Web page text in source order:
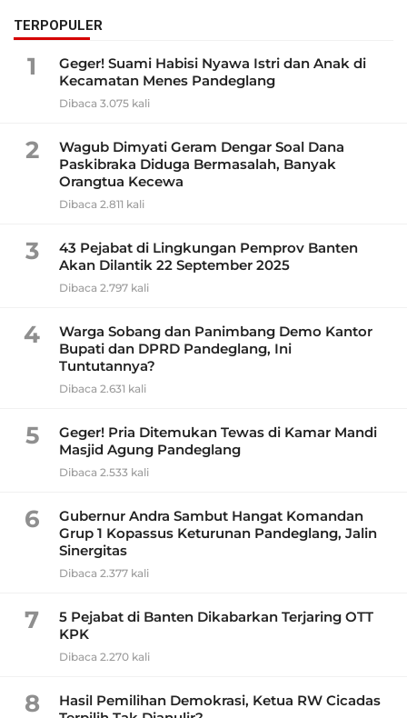
TERPOPULER
1
Geger! Suami Habisi Nyawa Istri dan Anak di
Kecamatan Menes Pandeglang
Dibaca 3.075 kali
2
Wagub Dimyati Geram Dengar Soal Dana
Paskibraka Diduga Bermasalah, Banyak
Orangtua Kecewa
Dibaca 2.811 kali
3
43 Pejabat di Lingkungan Pemprov Banten
Akan Dilantik 22 September 2025
Dibaca 2.797 kali
4
Warga Sobang dan Panimbang Demo Kantor
Bupati dan DPRD Pandeglang, Ini
Tuntutannya?
Dibaca 2.631 kali
5
Geger! Pria Ditemukan Tewas di Kamar Mandi
Masjid Agung Pandeglang
Dibaca 2.533 kali
6
Gubernur Andra Sambut Hangat Komandan
Grup 1 Kopassus Keturunan Pandeglang, Jalin
Sinergitas
Dibaca 2.377 kali
7
5 Pejabat di Banten Dikabarkan Terjaring OTT
KPK
Dibaca 2.270 kali
8
Hasil Pemilihan Demokrasi, Ketua RW Cicadas